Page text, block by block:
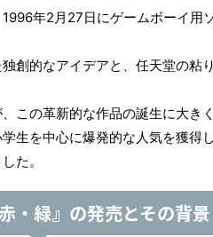
1996年2月27日にゲームボーイ用
創的なアイデアと、任天堂の粘
この革新的な作品の誕生に大き
生を中心に爆発的な人気を獲得
た。
・緑』の発売とその背景